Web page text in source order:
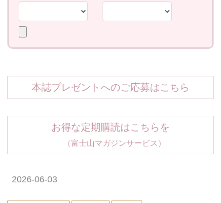
本誌プレゼントへのご応募はこちら
お得な定期購読はこちらを
（富士山マガジンサービス）
2026-06-03